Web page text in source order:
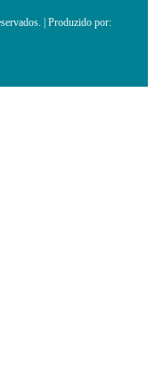
| Produzido por: